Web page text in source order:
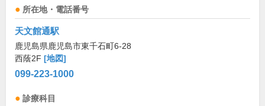
所在地・電話番号
天文館通駅
鹿児島県鹿児島市東千石町6-28
西蔭2F [地図]
099-223-1000
診療科目